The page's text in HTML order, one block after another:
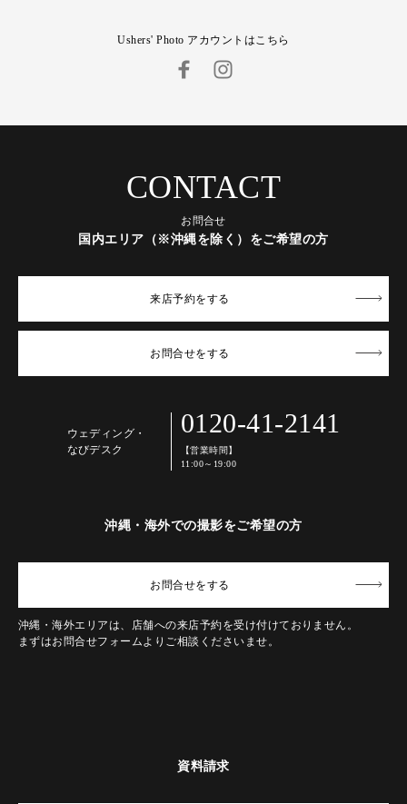
Ushers' Photo アカウントはこちら
CONTACT
お問合せ
国内エリア（※沖縄を除く）をご希望の方
来店予約をする
お問合せをする
ウェディング・
なびデスク
0120-41-2141
【営業時間】
11:00～19:00
沖縄・海外での撮影をご希望の方
お問合せをする
沖縄・海外エリアは、店舗への来店予約を受け付けておりません。
まずはお問合せフォームよりご相談くださいませ。
資料請求